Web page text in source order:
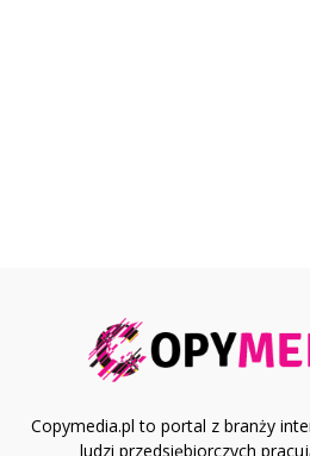
Copymedia.pl to portal z branży
ludzi przedsiębiorczych